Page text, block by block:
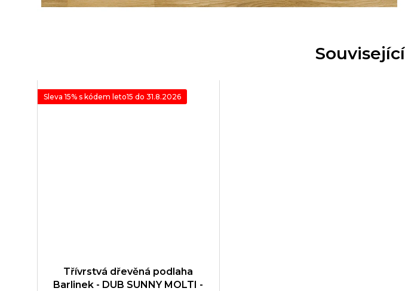
Sleva 15% s kódem leto15 do 31.8.2026
Třívrstvá dřevěná podlaha
Barlinek - DUB SUNNY MOLTI -